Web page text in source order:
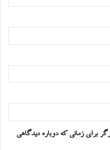
برای زمانی که دوباره دیدگاهی